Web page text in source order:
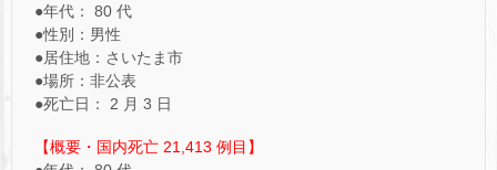
●年代： 80 代
●性別：男性
●居住地：さいたま市
●場所：非公表
●死亡日： 2 月 3 日
【概要・国内死亡 21,413 例目】